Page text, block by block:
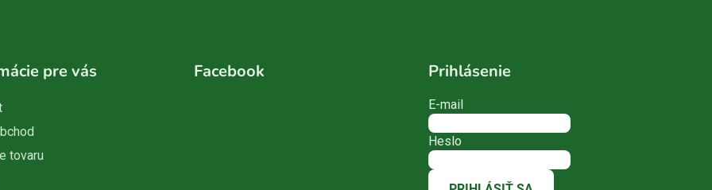
pre vás
tovaru
Facebook Prihlásenie
E-mail
Heslo